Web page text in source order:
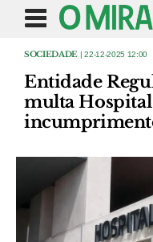
SOCIEDADE | 22-12-2025 12:00
Entidade
multa